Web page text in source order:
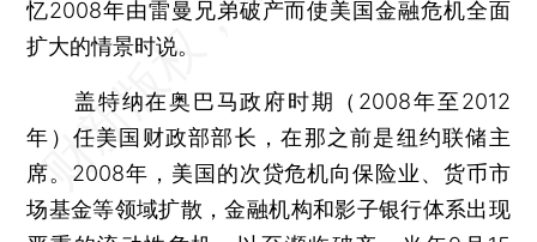
忆2008年由雷曼兄弟破产而使美国金融危机全面
扩大的情景时说。
盖特纳在奥巴马政府时期（2008年至2012
年）任美国财政部部长，在那之前是纽约联储主
席。2008年，美国的次贷危机向保险业、货币市
场基金等领域扩散，金融机构和影子银行体系出现